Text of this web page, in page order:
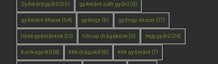
Gyémántgyűrű(55) gyémánt zafír gyűrű(9)
gyémánt ékszer(54) gyöngy (6) gyöngy ékszer(27)
híres gyémántok(13) hónap drágaköve(9) Jegygyűrű(24)
Karikagyűrű(8) kék drágakő(6) kék gyémánt (7)